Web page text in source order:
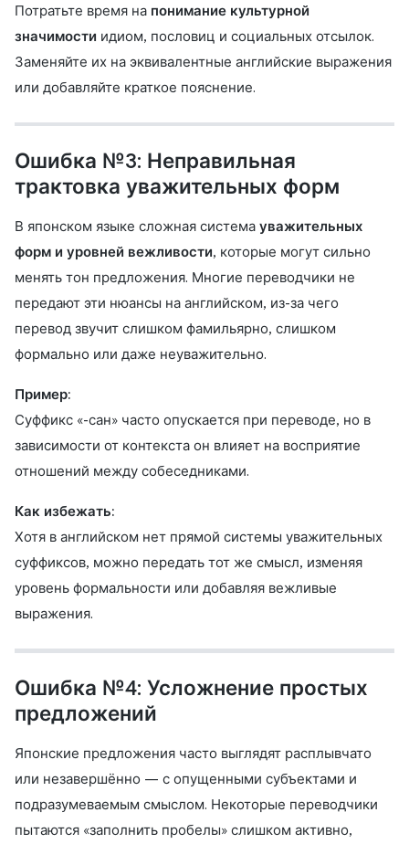
Потратьте время на понимание культурной
значимости идиом, пословиц и социальных отсылок.
Заменяйте их на эквивалентные английские выражения
или добавляйте краткое пояснение.
Ошибка №3: Неправильная
трактовка уважительных форм
В японском языке сложная система уважительных
форм и уровней вежливости, которые могут сильно
менять тон предложения. Многие переводчики не
передают эти нюансы на английском, из-за чего
перевод звучит слишком фамильярно, слишком
формально или даже неуважительно.
Пример:
Суффикс «-сан» часто опускается при переводе, но в
зависимости от контекста он влияет на восприятие
отношений между собеседниками.
Как избежать:
Хотя в английском нет прямой системы уважительных
суффиксов, можно передать тот же смысл, изменяя
уровень формальности или добавляя вежливые
выражения.
Ошибка №4: Усложнение простых
предложений
Японские предложения часто выглядят расплывчато
или незавершённо — с опущенными субъектами и
подразумеваемым смыслом. Некоторые переводчики
пытаются «заполнить пробелы» слишком активно,